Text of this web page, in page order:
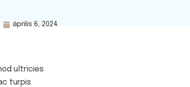
április 6, 2024
ultricies
turpis